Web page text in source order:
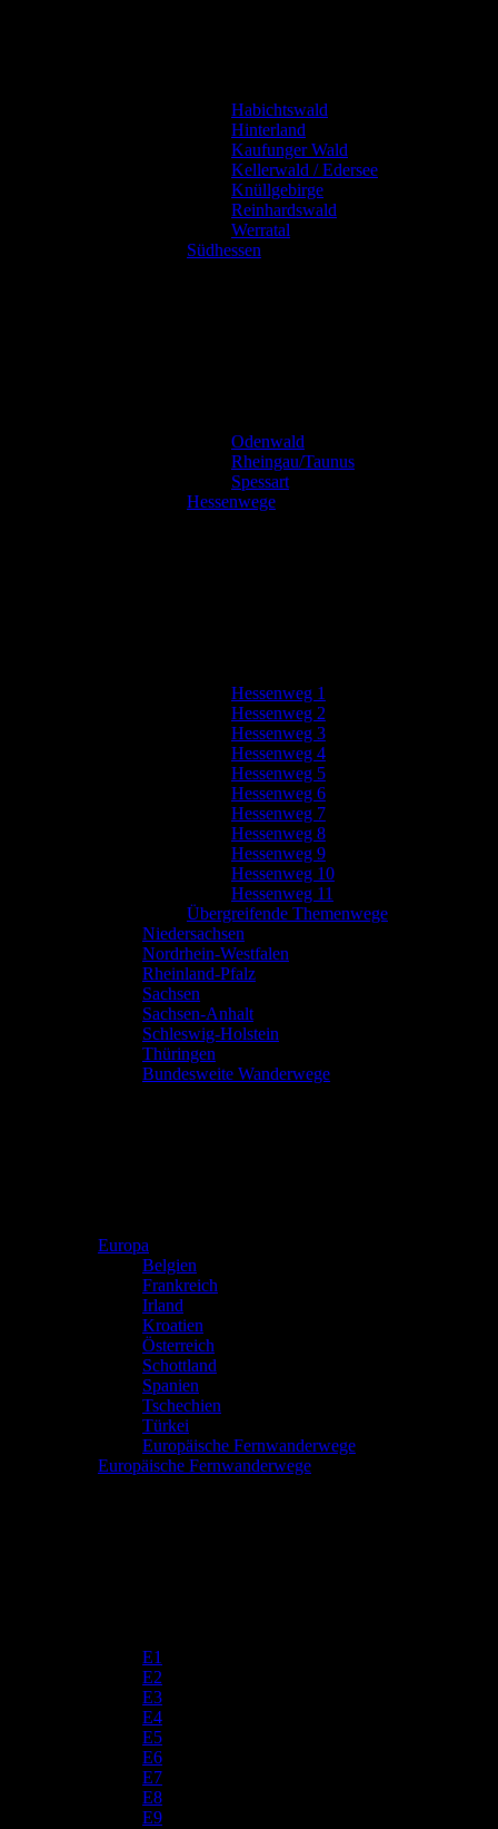
Habichtswald
Hinterland
Kaufunger Wald
Kellerwald / Edersee
Knüllgebirge
Reinhardswald
Werratal
Südhessen
Odenwald
Rheingau/Taunus
Spessart
Hessenwege
Hessenweg 1
Hessenweg 2
Hessenweg 3
Hessenweg 4
Hessenweg 5
Hessenweg 6
Hessenweg 7
Hessenweg 8
Hessenweg 9
Hessenweg 10
Hessenweg 11
Übergreifende Themenwege
Niedersachsen
Nordrhein-Westfalen
Rheinland-Pfalz
Sachsen
Sachsen-Anhalt
Schleswig-Holstein
Thüringen
Bundesweite Wanderwege
Europa
Belgien
Frankreich
Irland
Kroatien
Österreich
Schottland
Spanien
Tschechien
Türkei
Europäische Fernwanderwege
Europäische Fernwanderwege
E1
E2
E3
E4
E5
E6
E7
E8
E9